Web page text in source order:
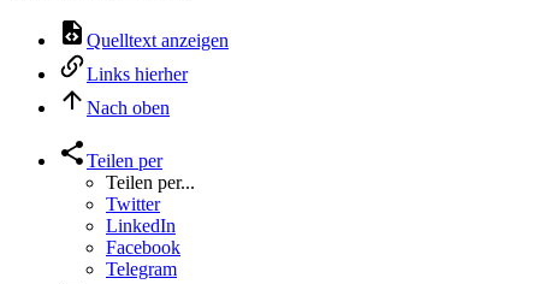
Quelltext anzeigen
Links hierher
Nach oben
Teilen per
Teilen per...
Twitter
LinkedIn
Facebook
Telegram